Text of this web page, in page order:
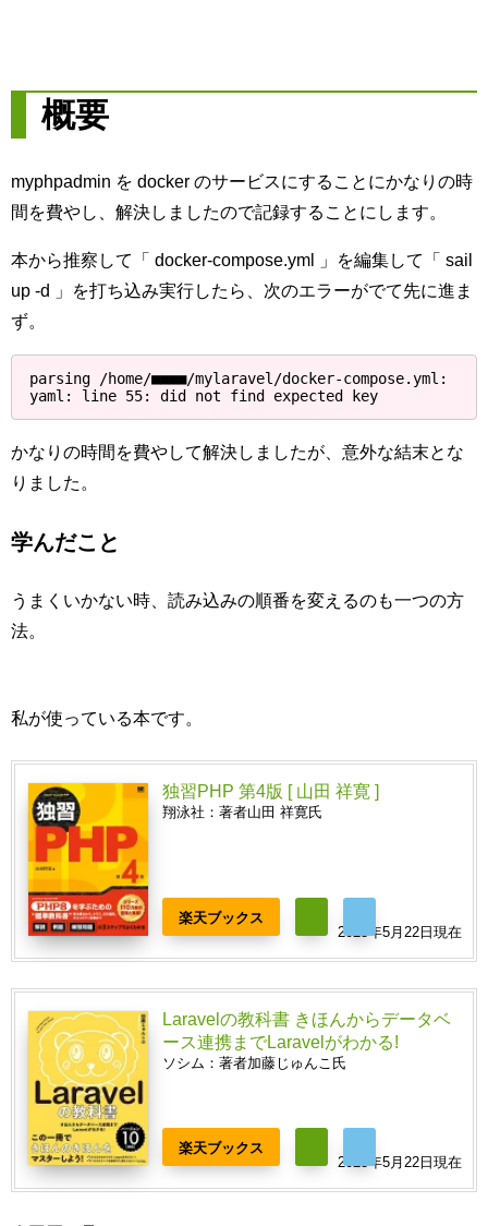
概要
myphpadmin を docker のサービスにすることにかなりの時
間を費やし、解決しましたので記録することにします。
本から推察して「 docker-compose.yml 」を編集して「 sail
up -d 」を打ち込み実行したら、次のエラーがでて先に進ま
ず。
parsing /home/■■■■/mylaravel/docker-compose.yml:
yaml: line 55: did not find expected key
かなりの時間を費やして解決しましたが、意外な結末とな
りました。
学んだこと
うまくいかない時、読み込みの順番を変えるのも一つの方
法。
私が使っている本です。
独習PHP 第4版 [ 山田 祥寛 ]
翔泳社：著者山田 祥寛氏
2023年5月22日現在
楽天ブックス
Laravelの教科書 きほんからデータベ
ース連携までLaravelがわかる!
ソシム：著者加藤じゅんこ氏
2023年5月22日現在
楽天ブックス